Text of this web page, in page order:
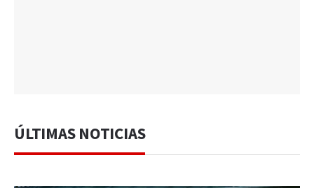
ÚLTIMAS NOTICIAS